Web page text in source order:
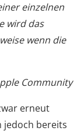
einzelnen
wird das
wenn die
Community
erneut
jedoch bereits